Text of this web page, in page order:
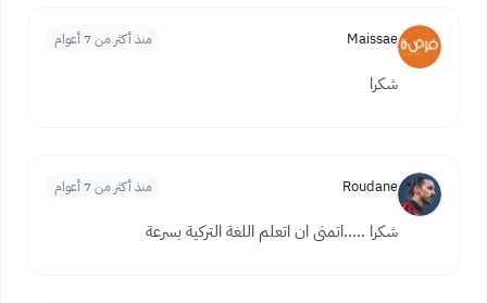
Maissae منذ أكثر من 7 أعوام
شكرا
Roudane منذ أكثر من 7 أعوام
شكرا .....اتمنى ان اتعلم اللغة التركية بسرعة